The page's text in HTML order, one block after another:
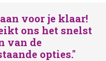
voor je klaar!
ons het snelst
van de
opties."